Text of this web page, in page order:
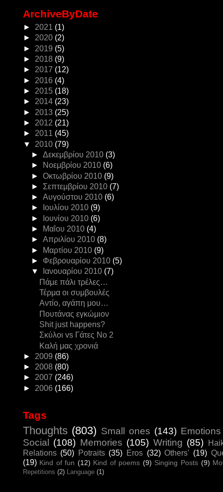
ArchiveByDate
► 2021 (1)
► 2020 (2)
► 2019 (5)
► 2018 (9)
► 2017 (12)
► 2016 (4)
► 2015 (18)
► 2014 (23)
► 2013 (25)
► 2012 (21)
► 2011 (45)
▼ 2010 (79)
► Δεκεμβρίου 2010 (3)
►
Νοεμβρίου 2010 (6)
► Οκτωβρίου 2010 (9)
► Σεπτεμβρίου 2010 (7)
► Αυγούστου 2010 (6)
►
Ιουλίου 2010 (9)
►
Ιουνίου 2010 (6)
►
Μαΐου 2010 (4)
► Απριλίου 2010 (8)
►
Μαρτίου 2010 (9)
► Φεβρουαρίου 2010 (5)
▼
Ιανουαρίου 2010 (7)
Πάμε πάλι τρέλες…
Τέρμα οι συμβουλές
Αντίο, αγάπη μου…
Πουτάνας εγκώμιον
Shit just happens?
Σκύλοι vs Γάτες Νο 2
Καλή μας χρονιά
► 2009 (86)
► 2008 (80)
► 2007 (246)
► 2006 (166)
Tags
Thoughts (803) Small ones (143) Emotions
Social
(108) Memories (105) Writing (85)
Relations (50) Potraits (35) Eros (32) Others' (19)
(19) Kind of fun (12) Kind of poems (9) Singing Posts (9)
Repetitions (2) Language (1)